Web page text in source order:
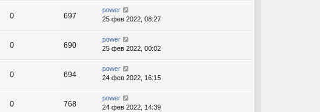
0 697
power
25 фев 2022, 08:27
0 690
power
25 фев 2022, 00:02
0 694
power
24 фев 2022, 16:15
0 768
power
24 фев 2022, 14:39